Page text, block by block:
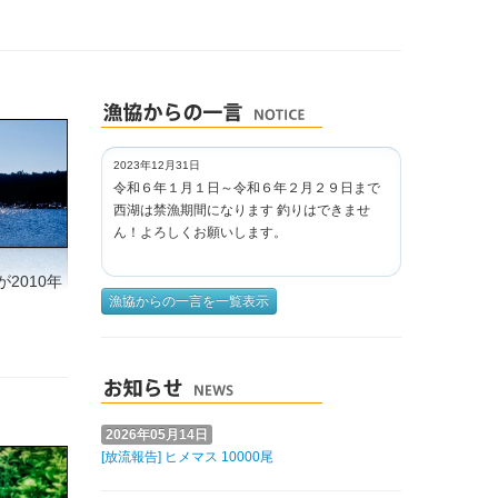
2010年
2023年12月31日
令和６年１月１日～令和６年２月２９日まで
西湖は禁漁期間になります 釣りはできませ
ん！よろしくお願いします。
漁協からの一言を一覧表示
2026年05月14日
[放流報告] ヒメマス 10000尾